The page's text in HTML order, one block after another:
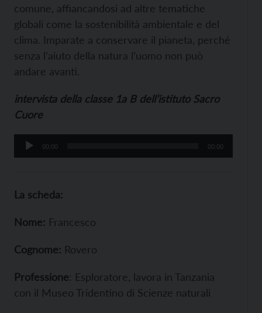
comune, affiancandosi ad altre tematiche
globali come la sostenibilità ambientale e del
clima. Imparate a conservare il pianeta, perché
senza l’aiuto della natura l’uomo non può
andare avanti.
intervista della classe 1a B dell’istituto Sacro
Cuore
Audio
Player
00:00 00:00
La scheda:
Nome: Francesco
Cognome: Rovero
Professione: Esploratore, lavora in Tanzania
con il Museo Tridentino di Scienze naturali